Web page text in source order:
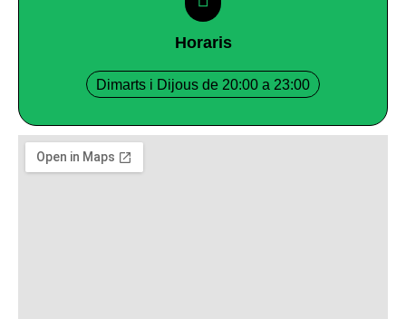
Horaris
Dimarts i Dijous de 20:00 a 23:00